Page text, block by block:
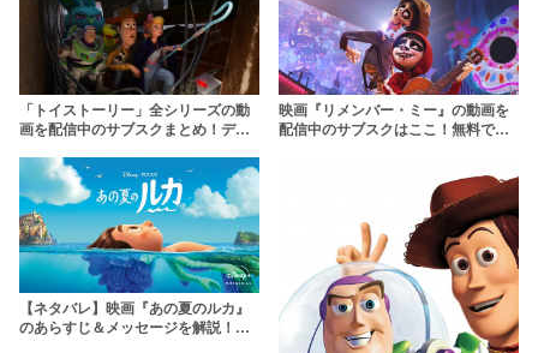
「トイストーリー」全シリーズの動
画を配信中のサブスクまとめ！ディ
映画『リメンバー・ミー』の動画を
配信中のサブスクはここ！無料でど
【ネタバレ】映画『あの夏のルカ』
のあらすじ＆メッセージを解説！ジ